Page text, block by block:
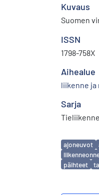
Kuvaus
Suomen
ISSN
1798-758X
Aihealue
liikenne ja
Sarja
ajoneuvot
päihteet